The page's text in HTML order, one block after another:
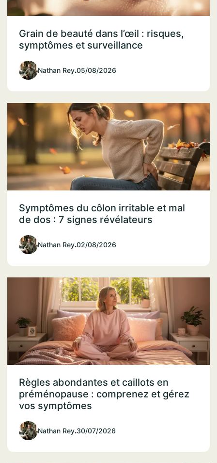
Grain de beauté dans l’œil : risques,
symptômes et surveillance
Nathan Rey.05/08/2026
Symptômes du côlon irritable et mal
de dos : 7 signes révélateurs
Nathan Rey.02/08/2026
Règles abondantes et caillots en
préménopause : comprenez et gérez
vos symptômes
Nathan Rey.30/07/2026